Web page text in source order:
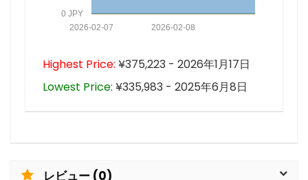
0 JPY
2026-02-08
2026-02-07
Highest Price: ¥375,223 - 2026年1月17日
Lowest Price: ¥335,983 - 2025年6月8日
レビュー (0)